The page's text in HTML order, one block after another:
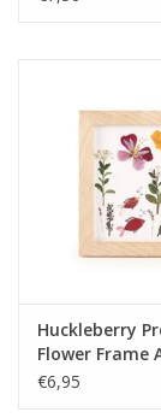
Huckleberry
Flower Frame
€6,95